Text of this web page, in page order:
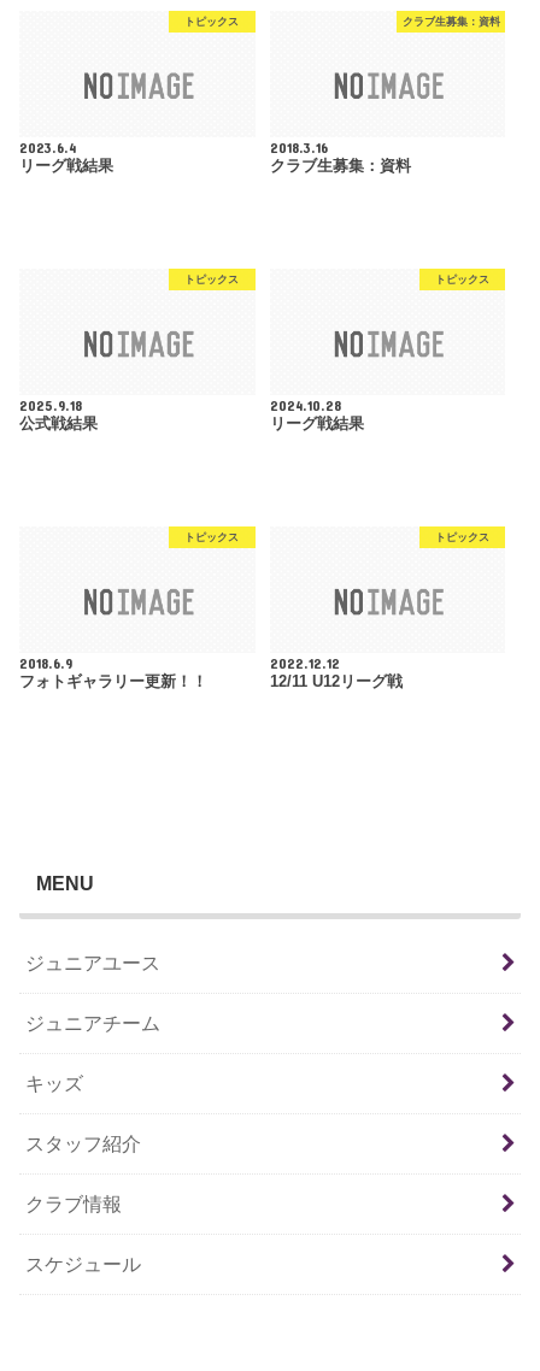
トピックス
2023.6.4
リーグ戦結果
クラブ生募集：資料
2018.3.16
クラブ生募集：資料
トピックス
2025.9.18
公式戦結果
トピックス
2024.10.28
リーグ戦結果
トピックス
2018.6.9
フォトギャラリー更新！！
トピックス
2022.12.12
12/11 U12リーグ戦
MENU
ジュニアユース
ジュニアチーム
キッズ
スタッフ紹介
クラブ情報
スケジュール